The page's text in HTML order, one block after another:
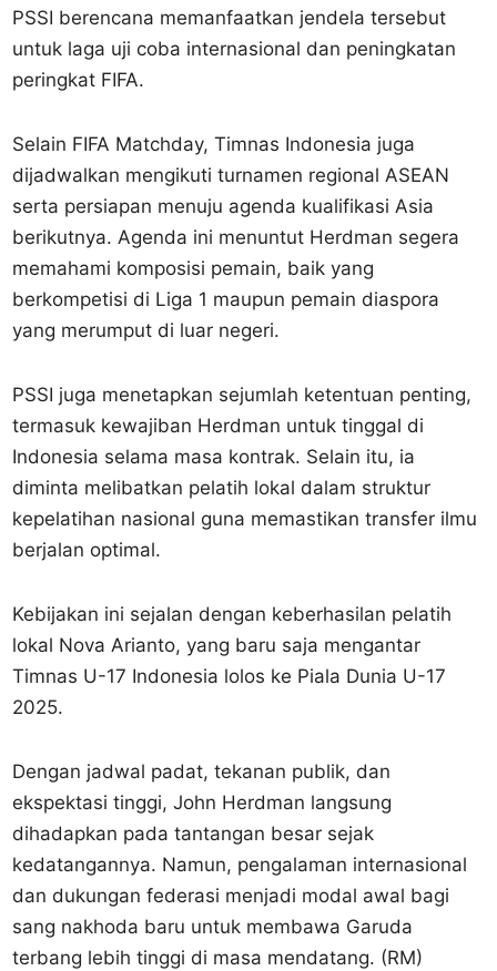
PSSI berencana memanfaatkan jendela tersebut
untuk laga uji coba internasional dan peningkatan
peringkat FIFA.
Selain FIFA Matchday, Timnas Indonesia juga
dijadwalkan mengikuti turnamen regional ASEAN
serta persiapan menuju agenda kualifikasi Asia
berikutnya. Agenda ini menuntut Herdman segera
memahami komposisi pemain, baik yang
berkompetisi di Liga 1 maupun pemain diaspora
yang merumput di luar negeri.
PSSI juga menetapkan sejumlah ketentuan penting,
termasuk kewajiban Herdman untuk tinggal di
Indonesia selama masa kontrak. Selain itu, ia
diminta melibatkan pelatih lokal dalam struktur
kepelatihan nasional guna memastikan transfer ilmu
berjalan optimal.
Kebijakan ini sejalan dengan keberhasilan pelatih
lokal Nova Arianto, yang baru saja mengantar
Timnas U-17 Indonesia lolos ke Piala Dunia U-17
2025.
Dengan jadwal padat, tekanan publik, dan
ekspektasi tinggi, John Herdman langsung
dihadapkan pada tantangan besar sejak
kedatangannya. Namun, pengalaman internasional
dan dukungan federasi menjadi modal awal bagi
sang nakhoda baru untuk membawa Garuda
terbang lebih tinggi di masa mendatang. (RM)